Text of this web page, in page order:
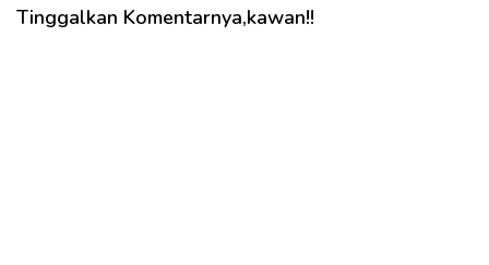
Tinggalkan Komentarnya,kawan!!